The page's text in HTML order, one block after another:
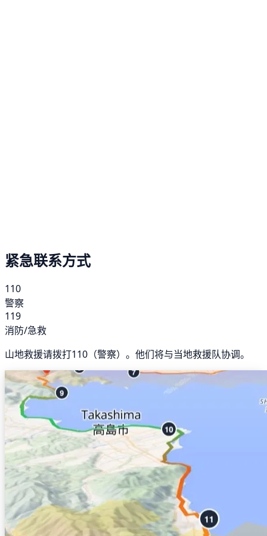
紧急联系方式
110
警察
119
消防/急救
山地救援请拨打110（警察）。他们将与当地救援队协调。